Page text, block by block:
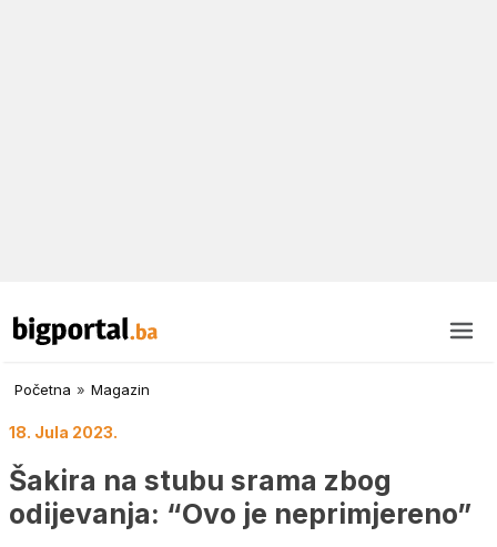
Početna » Magazin
18. Jula 2023.
Šakira na stubu srama zbog
odijevanja: “Ovo je neprimjereno”